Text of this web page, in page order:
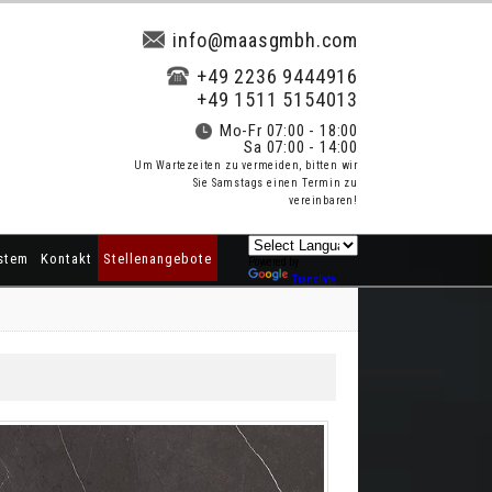
info@maasgmbh.com
+49 2236 9444916
+49 1511 5154013
Mo-Fr 07:00 - 18:00
Sa 07:00 - 14:00
Um Wartezeiten zu vermeiden, bitten wir
Sie Samstags einen Termin zu
vereinbaren!
Kontakt Stellenangebote
Translate